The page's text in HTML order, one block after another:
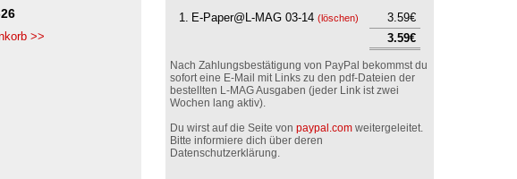
>>
1. E-Paper@L-MAG 03-14 (löschen)
3.59€
3.59€
Nach Zahlungsbestätigung von PayPal bekommst du
sofort eine E-Mail mit Links zu den pdf-Dateien der
bestellten L-MAG Ausgaben (jeder Link ist zwei
Wochen lang aktiv).
Du wirst auf die Seite von paypal.com weitergeleitet.
Bitte informiere dich über deren
Datenschutzerklärung.